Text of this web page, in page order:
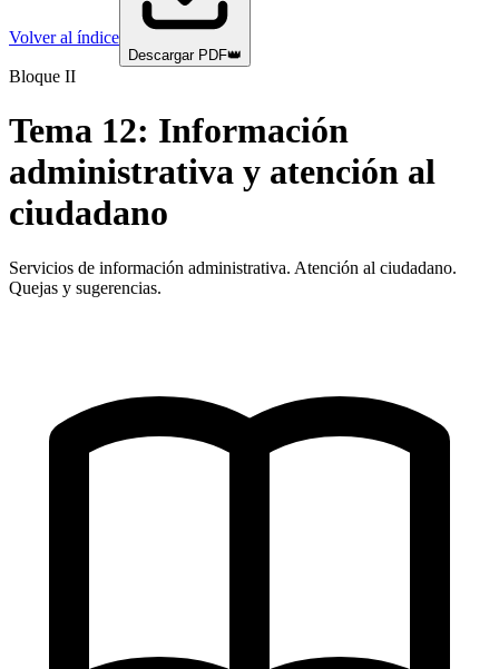
Volver al índice
Descargar PDF👑
Bloque II
Tema 12: Información
administrativa y atención al
ciudadano
Servicios de información administrativa. Atención al ciudadano.
Quejas y sugerencias.